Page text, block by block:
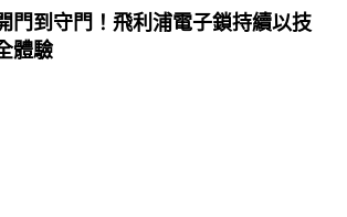
門到守門！飛利浦電子鎖持續以技
體驗